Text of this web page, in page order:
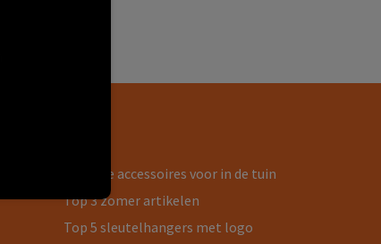
Handige accessoires voor in de tuin
Top 3 zomer artikelen
Top 5 sleutelhangers met logo